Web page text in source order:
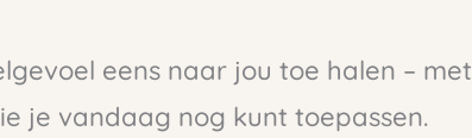
eens naar jou toe halen – met
je vandaag nog kunt toepassen.